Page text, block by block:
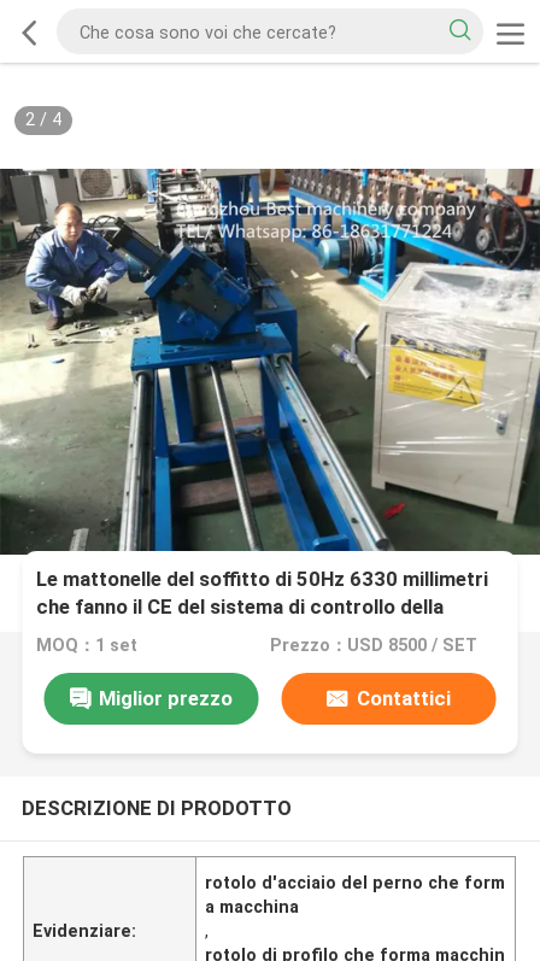
2/ 4
Le mattonelle del soffitto di 50Hz 6330 millimetri
che fanno il CE del sistema di controllo della
macchina SpA BV hanno elencato
MOQ：1 set Prezzo：USD 8500 / SET
Miglior prezzo Contattici
DESCRIZIONE DI PRODOTTO
Evidenziare:
rotolo d'acciaio del perno che form
a macchina
,
rotolo di profilo che forma macchin